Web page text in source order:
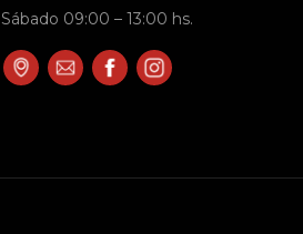
Sábado 09:00 – 13:00 hs.